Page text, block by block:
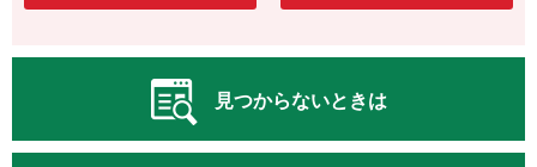
見つからないときは